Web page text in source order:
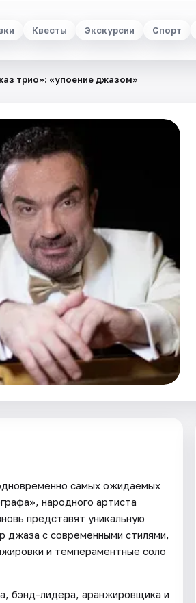
Квесты Экскурсии Спорт
трио»: «упоение джазом»
самых ожидаемых
народного артиста
представят уникальную
джаза с современными стилями,
и темпераментные соло
бэнд-лидера, аранжировщика и